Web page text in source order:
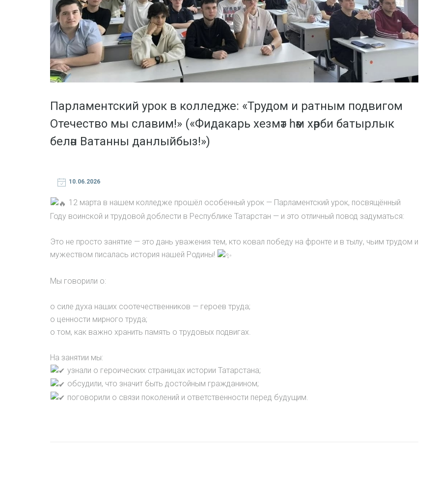
Парламентский урок в колледже: «Трудом и ратным подвигом
Отечество мы славим!» («Фидакарь хезмәт һәм хәрби батырлык
белән Ватанны данлыйбыз!»)
10.06.2026
12 марта в нашем колледже прошёл особенный урок — Парламентский урок, посвящённый
Году воинской и трудовой доблести в Республике Татарстан — и это отличный повод задуматься:
Это не просто занятие — это дань уважения тем, кто ковал победу на фронте и в тылу, чьим трудом и
мужеством писалась история нашей Родины!
Мы говорили о:
о силе духа наших соотечественников — героев труда;
о ценности мирного труда;
о том, как важно хранить память о трудовых подвигах.
На занятии мы:
узнали о героических страницах истории Татарстана;
обсудили, что значит быть достойным гражданином;
поговорили о связи поколений и ответственности перед будущим.